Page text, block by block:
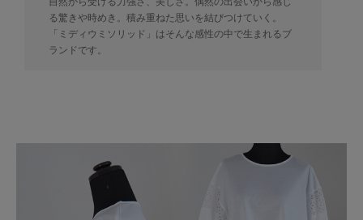
る驚きや時めき。積み重ねた思いを結びつけていく。
「ミディウミソリッド」はそんな感性の中で生まれるブ
ランドです。